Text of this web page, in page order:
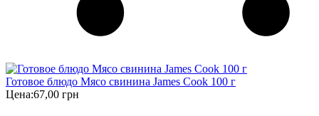
Готовое блюдо Мясо свинина James Cook 100 г
Цена:67,00 грн